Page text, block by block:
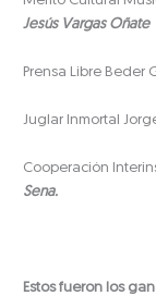
Jesús Vargas Oñate
Prensa Libre Beder
Juglar Inmortal
Cooperación
Sena.
Estos fueron los